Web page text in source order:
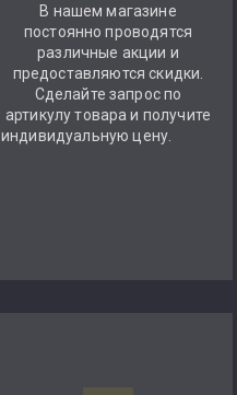
В нашем магазине
постоянно проводятся
различные акции и
предоставляются скидки.
Сделайте запрос по
артикулу товара и получите
индивидуальную цену.